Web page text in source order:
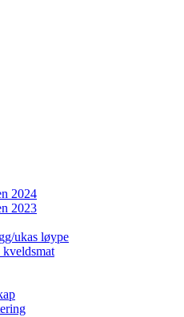
2024
2023
ukas løype
kveldsmat